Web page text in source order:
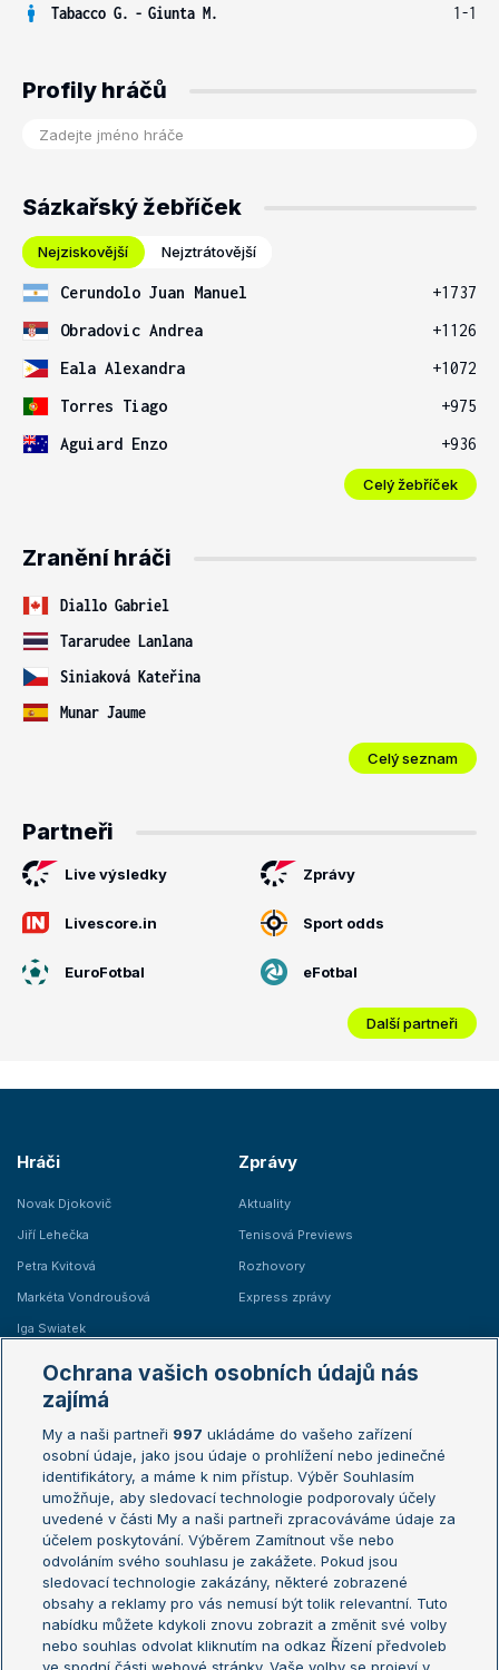
Tabacco G. - Giunta M. 1-1
Profily hráčů
Sázkařský žebříček
Nejziskovější Nejztrátovější
Cerundolo Juan Manuel
+1737
Obradovic Andrea
+1126
Eala Alexandra
+1072
Torres Tiago
+975
Aguiard Enzo
+936
Celý žebříček
Zranění hráči
Diallo Gabriel
Tararudee Lanlana
Siniaková Kateřina
Munar Jaume
Celý seznam
Partneři
Live výsledky Zprávy
Livescore.in Sport odds
EuroFotbal eFotbal
Další partneři
Hráči
Novak Djokovič
Jiří Lehečka
Petra Kvitová
Markéta Vondroušová
Iga Swiatek
Zprávy
Aktuality
Tenisová Previews
Rozhovory
Express zprávy
Žebříčky
Žebříček ATP (muži)
Žebříček WTA (ženy)
Sázkařský žebříček
Australian Open
French Open
Wimbledon
US Open
Turnaj mistrů
Turnaj mistryň
Aktualní trendy
Fotbalové přestupy
Ochrana vašich osobních údajů nás
zajímá
My a naši partneři 997 ukládáme do vašeho zařízení
osobní údaje, jako jsou údaje o prohlížení nebo jedinečné
identifikátory, a máme k nim přístup. Výběr Souhlasím
umožňuje, aby sledovací technologie podporovaly účely
uvedené v části My a naši partneři zpracováváme údaje za
účelem poskytování. Výběrem Zamítnout vše nebo
odvoláním svého souhlasu je zakážete. Pokud jsou
sledovací technologie zakázány, některé zobrazené
obsahy a reklamy pro vás nemusí být tolik relevantní. Tuto
nabídku můžete kdykoli znovu zobrazit a změnit své volby
nebo souhlas odvolat kliknutím na odkaz Řízení předvoleb